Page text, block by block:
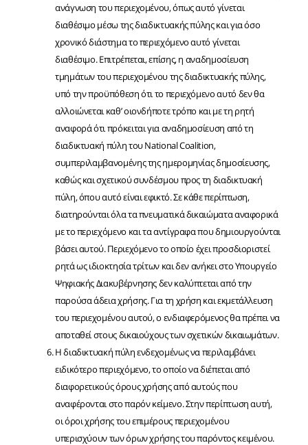
ανάγνωση του περιεχομένου, όπως αυτό γίνεται
διαθέσιμο μέσω της διαδικτυακής πύλης και για όσο
χρονικό διάστημα το περιεχόμενο αυτό γίνεται
διαθέσιμο. Επιτρέπεται, επίσης, η αναδημοσίευση
τμημάτων του περιεχομένου της διαδικτυακής πύλης,
υπό την προϋπόθεση ότι το περιεχόμενο αυτό δεν θα
αλλοιώνεται καθ’ οιονδήποτε τρόπο και με τη ρητή
αναφορά ότι πρόκειται για αναδημοσίευση από τη
διαδικτυακή πύλη του National Coalition,
συμπεριλαμβανομένης της ημερομηνίας δημοσίευσης,
καθώς και σχετικού συνδέσμου προς τη διαδικτυακή
πύλη, όπου αυτό είναι εφικτό. Σε κάθε περίπτωση,
διατηρούνται όλα τα πνευματικά δικαιώματα αναφορικά
με το περιεχόμενο και τα αντίγραφα που δημιουργούνται
βάσει αυτού. Περιεχόμενο το οποίο έχει προσδιοριστεί
ρητά ως ιδιοκτησία τρίτων και δεν ανήκει στο Υπουργείο
Ψηφιακής Διακυβέρνησης δεν καλύπτεται από την
παρούσα άδεια χρήσης. Για τη χρήση και εκμετάλλευση
του περιεχομένου αυτού, ο ενδιαφερόμενος θα πρέπει να
αποταθεί στους δικαιούχους των σχετικών δικαιωμάτων.
Η διαδικτυακή πύλη ενδεχομένως να περιλαμβάνει
ειδικότερο περιεχόμενο, το οποίο να διέπεται από
διαφορετικούς όρους χρήσης από αυτούς που
αναφέρονται στο παρόν κείμενο. Στην περίπτωση αυτή,
οι όροι χρήσης του επιμέρους περιεχομένου
υπερισχύουν των όρων χρήσης του παρόντος κειμένου.